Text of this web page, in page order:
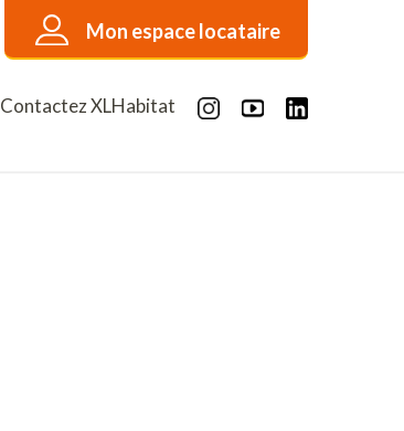
Mon espace locataire
Contactez XLHabitat